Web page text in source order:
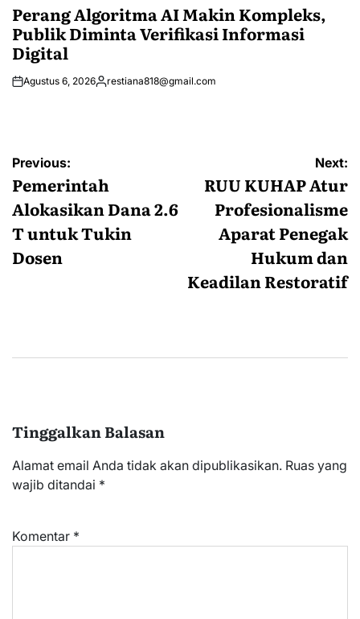
Perang Algoritma AI Makin Kompleks,
Publik Diminta Verifikasi Informasi
Digital
Agustus 6, 2026Posted
restiana818@gmail.com
Navigasi
pos
Previous:
Pemerintah
Alokasikan Dana 2.6
T untuk Tukin
Dosen
Next:
RUU KUHAP Atur
Profesionalisme
Aparat Penegak
Hukum dan
Keadilan Restoratif
Tinggalkan Balasan
Alamat email Anda tidak akan dipublikasikan. Ruas yang
wajib ditandai *
Komentar *